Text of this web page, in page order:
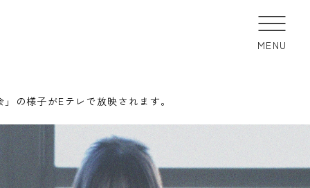
MENU
の様子がEテレで放映されます。